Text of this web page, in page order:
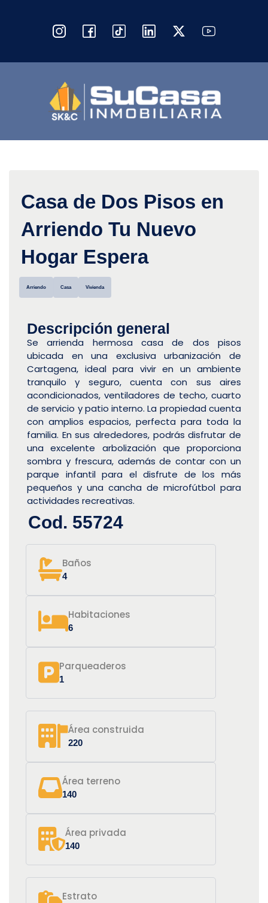
Casa de Dos Pisos en
Arriendo Tu Nuevo
Hogar Espera
Arriendo Casa Vivienda
Descripción general
Se arrienda hermosa casa de dos pisos
ubicada en una exclusiva urbanización de
Cartagena, ideal para vivir en un ambiente
tranquilo y seguro, cuenta con sus aires
acondicionados, ventiladores de techo, cuarto
de servicio y patio interno. La propiedad cuenta
con amplios espacios, perfecta para toda la
familia. En sus alrededores, podrás disfrutar de
una excelente arbolización que proporciona
sombra y frescura, además de contar con un
parque infantil para el disfrute de los más
pequeños y una cancha de microfútbol para
actividades recreativas.
Cod. 55724
Baños
4
Habitaciones
6
Parqueaderos
1
Área construida
220
Área terreno
140
Área privada
140
Estrato